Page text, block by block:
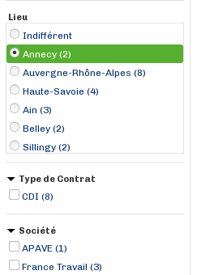
Lieu
Indifférent
Annecy (2)
Auvergne-Rhône-Alpes (8)
Haute-Savoie (4)
Ain (3)
Belley (2)
Sillingy (2)
Chambéry (1)
Dagneux (1)
Type de Contrat
CDI (8)
Société
APAVE (1)
France Travail (3)